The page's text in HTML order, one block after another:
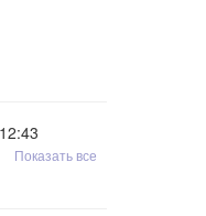
12:43
Показать все